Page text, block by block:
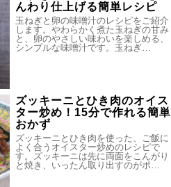
んわり仕上げる簡単レシピ
玉ねぎと卵の味噌汁のレシピをご紹介
します。やわらかく煮た玉ねぎの甘み
と、卵のやさしい味わいを楽しめる、
シンプルな味噌汁です。玉ねぎ…
ズッキーニとひき肉のオイス
ター炒め！15分で作れる簡単
おかず
ズッキーニとひき肉を使った、ご飯に
よく合うオイスター炒めのレシピで
す。ズッキーニは先に両面をこんがり
と焼き、いったん取り出すのがポ…